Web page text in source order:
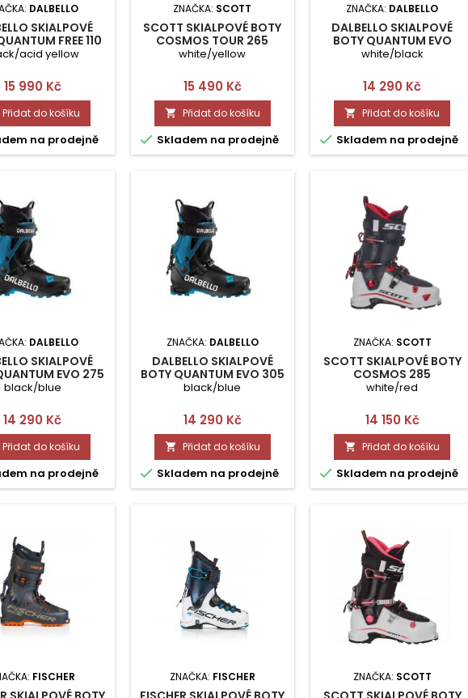
DALBELLO
SKIALPOVÉ
FREE 110
UNI 295
acid yellow
Cena
15 990 Kč
Přidat do košíku
na prodejně
ZNAČKA: SCOTT
SCOTT SKIALPOVÉ BOTY
COSMOS TOUR 265
white/yellow
Cena
15 490 Kč
 Přidat do košíku
 Skladem na prodejně
ZNAČKA: DALBELLO
DALBELLO SKIALPOVÉ
BOTY QUANTUM EVO
SPORT W 235
white/black
Cena
14 290 Kč
 Přidat do košíku
 Skladem na prodejně
DALBELLO
SKIALPOVÉ
EVO 275
black/blue
Cena
14 290 Kč
Přidat do košíku
na prodejně
ZNAČKA: DALBELLO
DALBELLO SKIALPOVÉ
BOTY QUANTUM EVO 305
black/blue
Cena
14 290 Kč
 Přidat do košíku
 Skladem na prodejně
ZNAČKA: SCOTT
SCOTT SKIALPOVÉ BOTY
COSMOS 285
white/red
Cena
14 150 Kč
 Přidat do košíku
 Skladem na prodejně
FISCHER ZNAČKA: FISCHER ZNAČKA: SCOTT